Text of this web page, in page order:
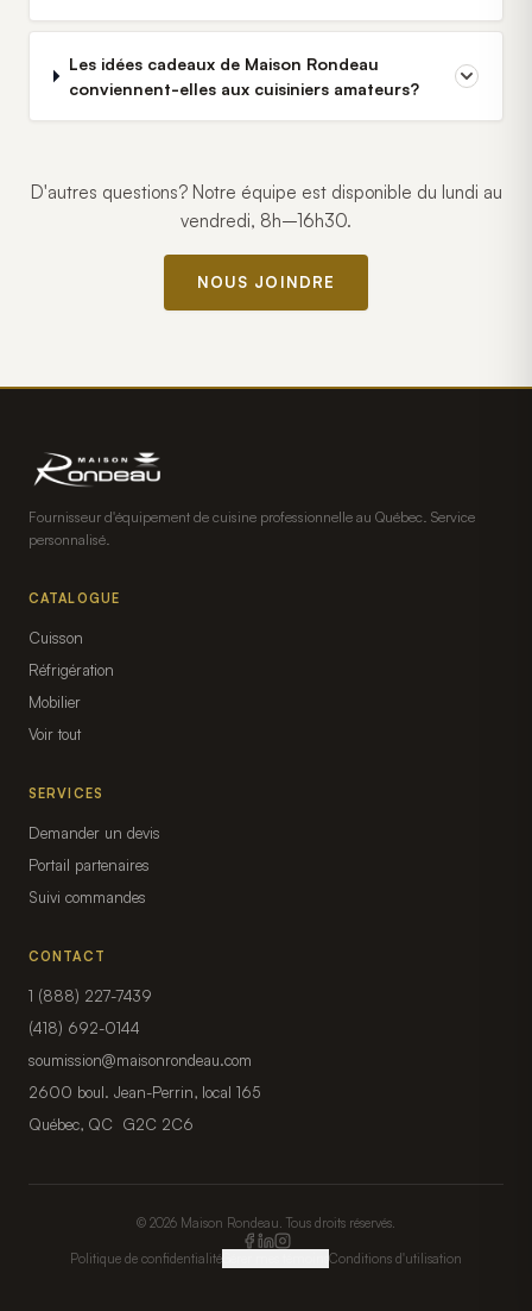
Les idées cadeaux de Maison Rondeau
conviennent-elles aux cuisiniers amateurs?
D'autres questions? Notre équipe est disponible du lundi au
vendredi, 8h–16h30.
NOUS JOINDRE
Fournisseur d'équipement de cuisine professionnelle au Québec. Service
personnalisé.
CATALOGUE
Cuisson
Réfrigération
Mobilier
Voir tout
SERVICES
Demander un devis
Portail partenaires
Suivi commandes
CONTACT
1 (888) 227-7439
(418) 692-0144
soumission@maisonrondeau.com
2600 boul. Jean-Perrin, local 165
Québec, QC G2C 2C6
© 2026 Maison Rondeau. Tous droits réservés.
Politique de confidentialité Conditions d'utilisation